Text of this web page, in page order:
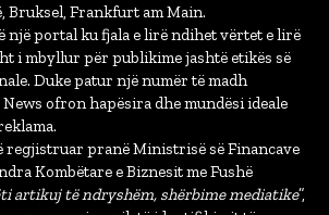
Bruksel, Frankfurt am Main.
një portal ku fjala e lirë ndihet vërtet e lirë
i mbyllur për publikime jashtë etikës së
Duke patur një numër të madh
ofron hapësira dhe mundësi ideale
regjistruar pranë Ministrisë së Financave
Kombëtare e Biznesit me Fushë
artikuj të ndryshëm, shërbime mediatike”,